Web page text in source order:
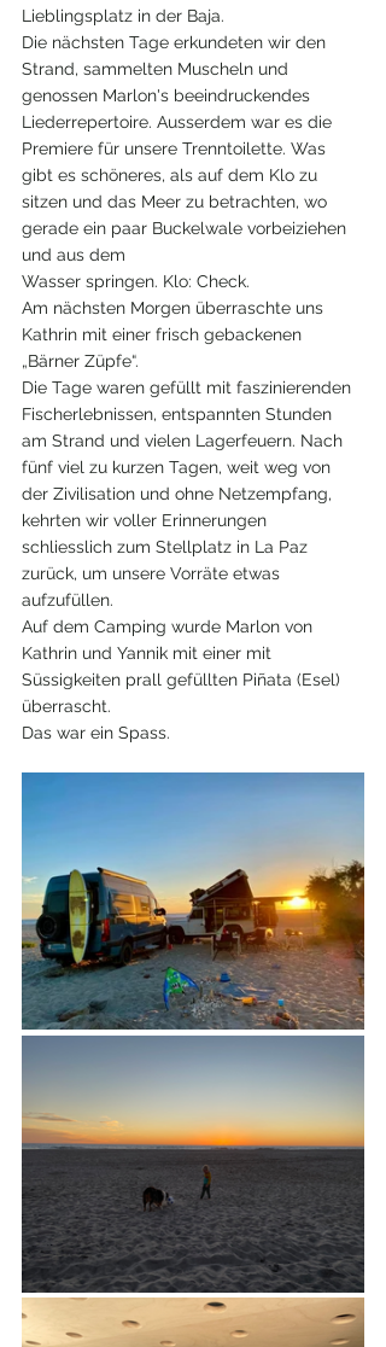
Lieblingsplatz in der Baja.
Die nächsten Tage erkundeten wir den
Strand, sammelten Muscheln und
genossen Marlon's beeindruckendes
Liederrepertoire. Ausserdem war es die
Premiere für unsere Trenntoilette. Was
gibt es schöneres, als auf dem Klo zu
sitzen und das Meer zu betrachten, wo
gerade ein paar Buckelwale vorbeiziehen
und aus dem
Wasser springen. Klo: Check.
Am nächsten Morgen überraschte uns
Kathrin mit einer frisch gebackenen
„Bärner Züpfe“.
Die Tage waren gefüllt mit faszinierenden
Fischerlebnissen, entspannten Stunden
am Strand und vielen Lagerfeuern. Nach
fünf viel zu kurzen Tagen, weit weg von
der Zivilisation und ohne Netzempfang,
kehrten wir voller Erinnerungen
schliesslich zum Stellplatz in La Paz
zurück, um unsere Vorräte etwas
aufzufüllen.
Auf dem Camping wurde Marlon von
Kathrin und Yannik mit einer mit
Süssigkeiten prall gefüllten Piñata (Esel)
überrascht.
Das war ein Spass.